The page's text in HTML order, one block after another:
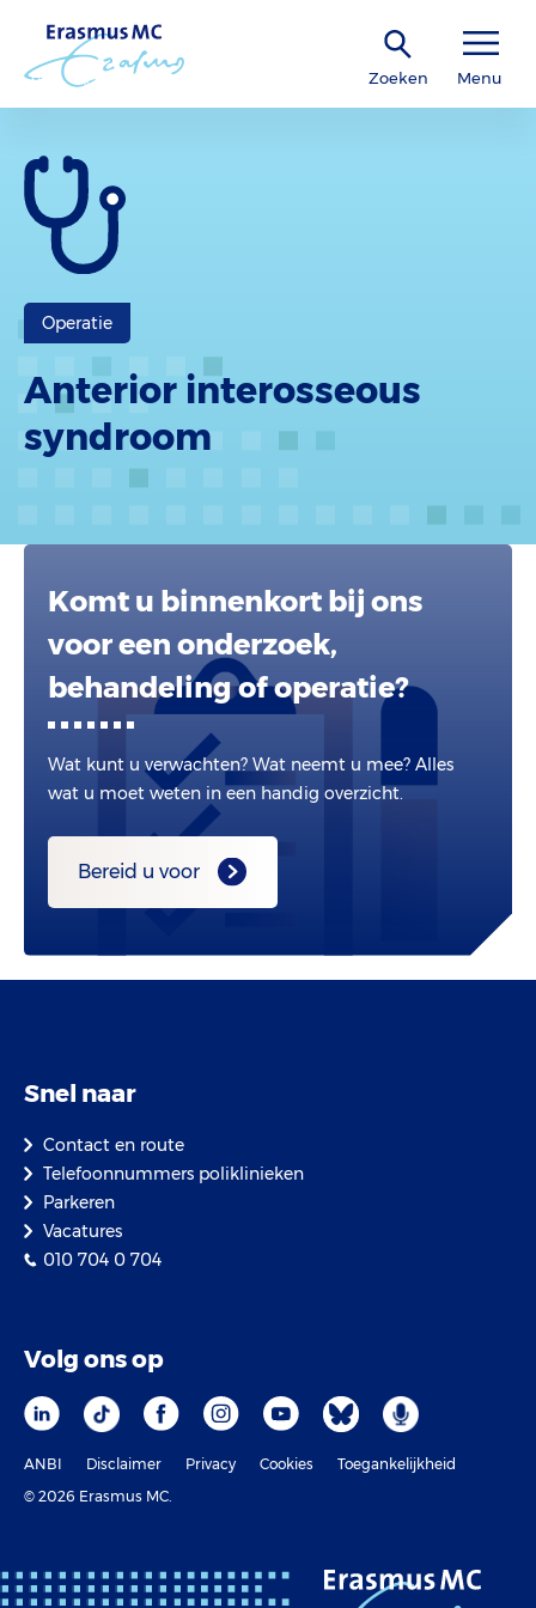
Zoeken Menu
Operatie
Anterior interosseous
syndroom
Komt u binnenkort bij ons
voor een onderzoek,
behandeling of operatie?
Wat kunt u verwachten? Wat neemt u mee? Alles
wat u moet weten in een handig overzicht.
Bereid u voor
Snel naar
Contact en route
Telefoonnummers poliklinieken
Parkeren
Vacatures
010 704 0 704
Volg ons op
ANBI Disclaimer Privacy Cookies
Toegankelijkheid
© 2026 Erasmus MC.